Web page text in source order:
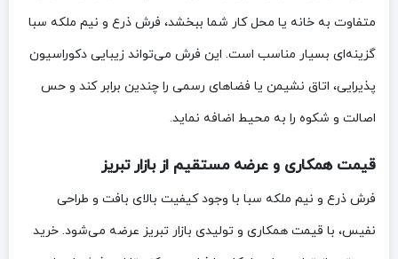
متفاوت به خانه یا محل کار شما ببخشد، فرش ذرع و نیم ملکه سبا
گزینه‌ای بسیار مناسب است. این فرش می‌تواند زیبایی دکوراسیون
پذیرایی، اتاق نشیمن یا فضاهای رسمی را چندین برابر کند و حس
اصالت و شکوه را به محیط اضافه نماید.
قیمت همکاری و عرضه مستقیم از بازار تبریز
فرش ذرع و نیم ملکه سبا با وجود کیفیت بالای بافت و طراحی
نفیس، با قیمت همکاری و تولیدی بازار تبریز عرضه می‌شود. خرید